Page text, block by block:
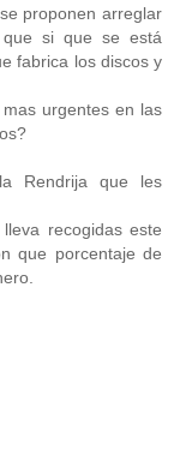
proponen arreglar
si que se está
fabrica los discos y
urgentes en las
Rendrija que les
recogidas este
que porcentaje de